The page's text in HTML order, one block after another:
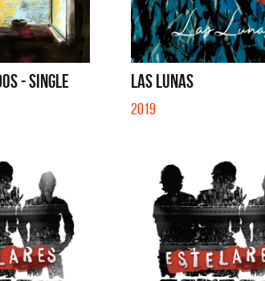
- SINGLE LAS LUNAS
2019